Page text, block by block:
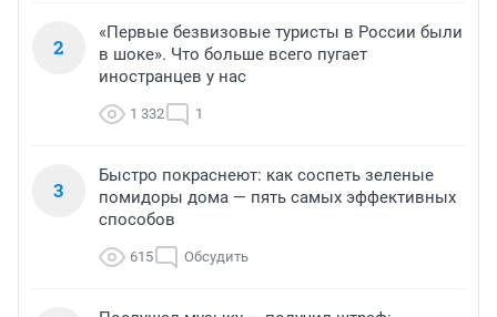
2
«Первые безвизовые туристы в России были
в шоке». Что больше всего пугает
иностранцев у нас
1 332 1
3
Быстро покраснеют: как соспеть зеленые
помидоры дома — пять самых эффективных
способов
615 Обсудить